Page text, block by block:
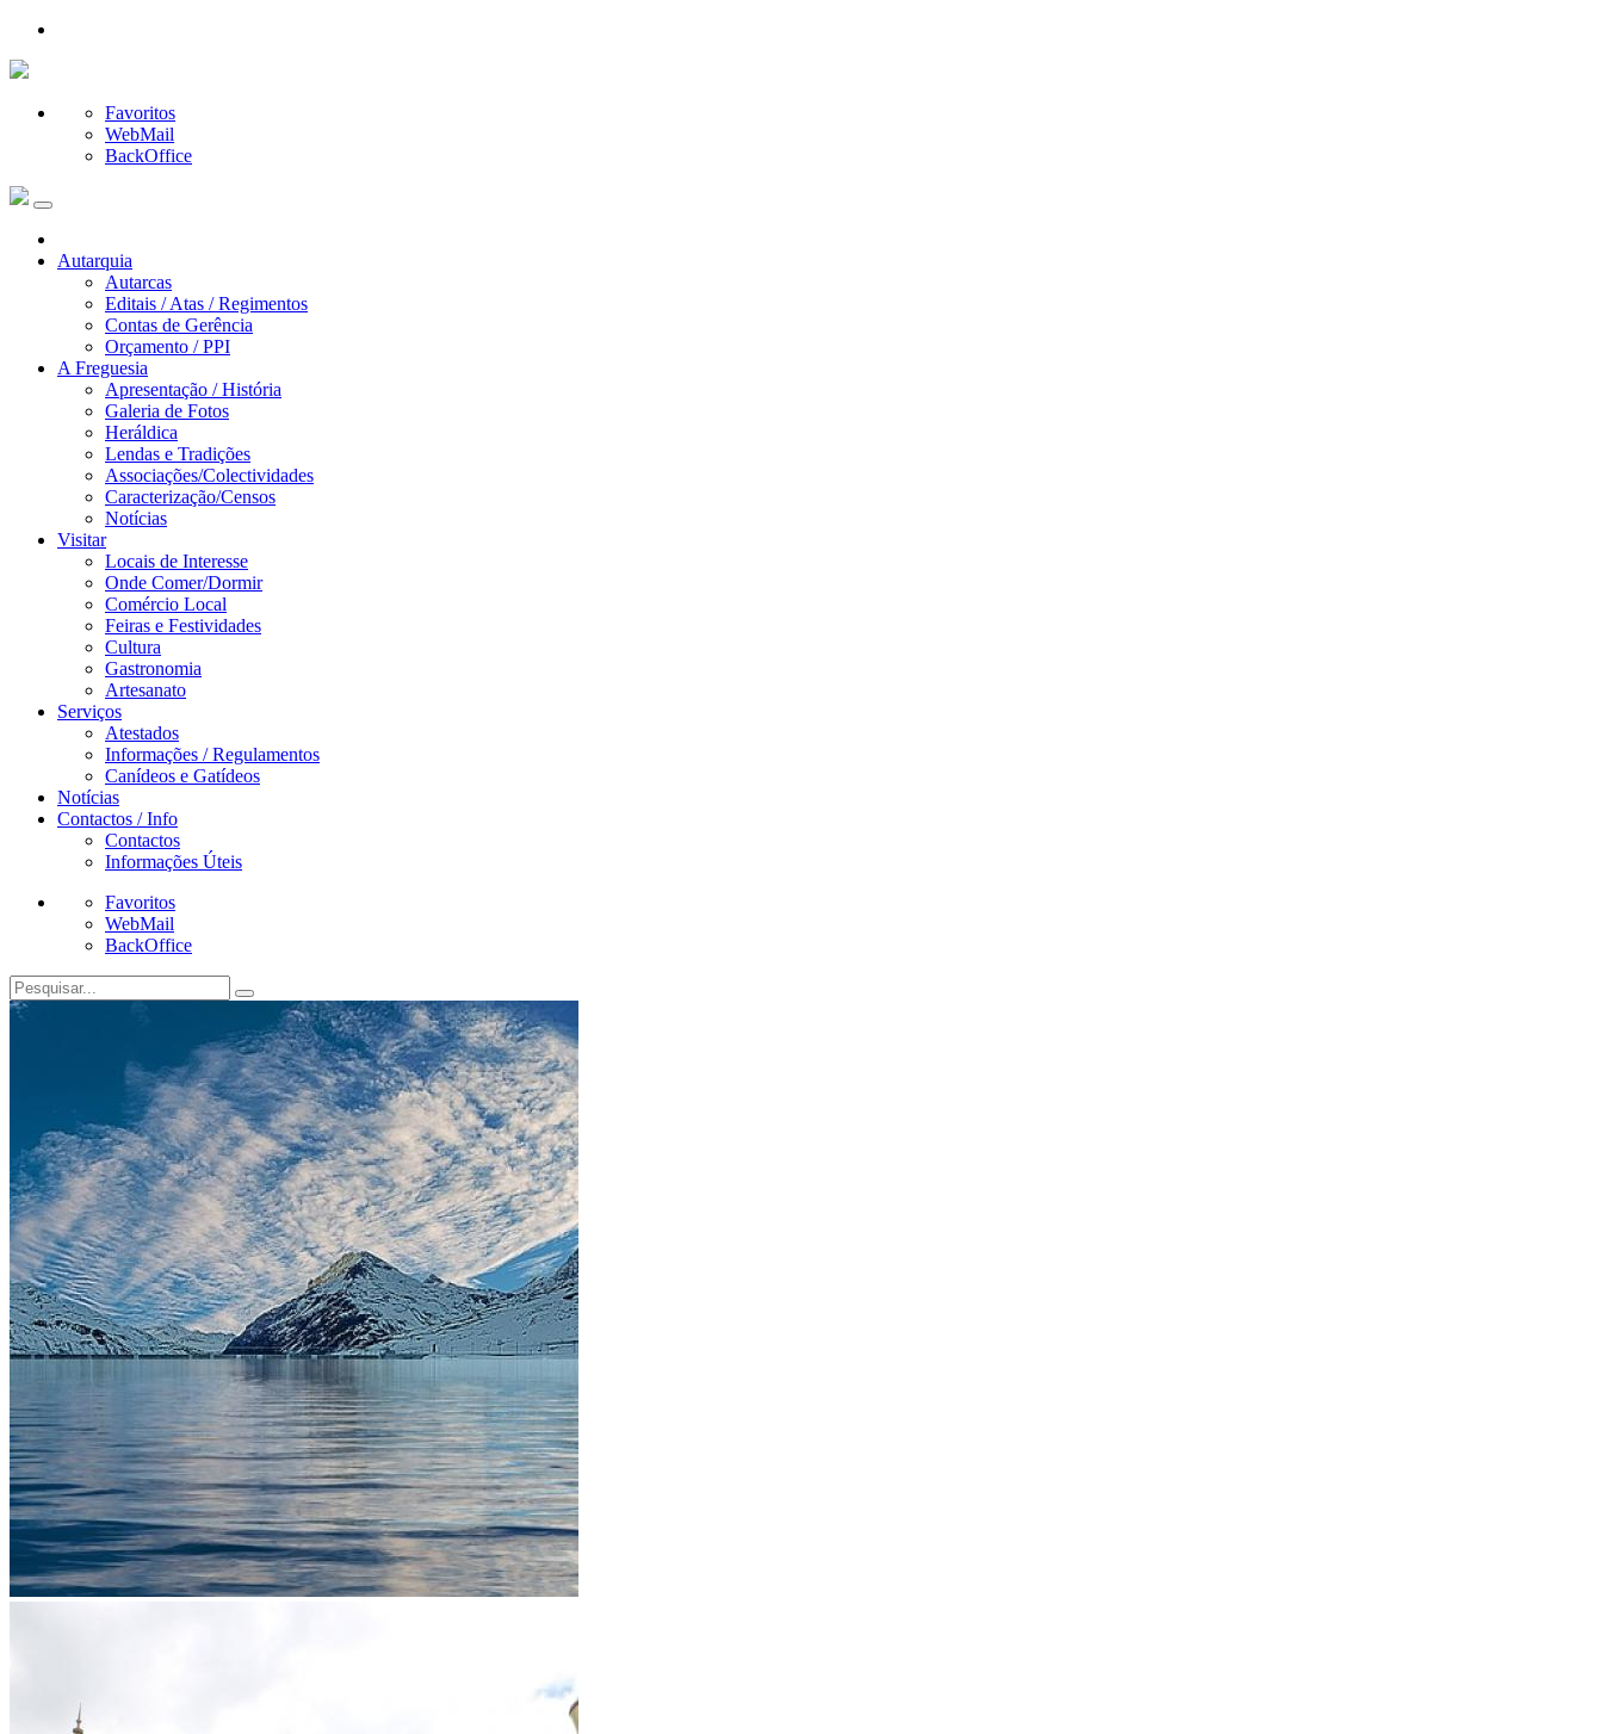
Favoritos
WebMail
BackOffice
Autarquia
Autarcas
Editais / Atas / Regimentos
Contas de Gerência
Orçamento / PPI
A Freguesia
Apresentação / História
Galeria de Fotos
Heráldica
Lendas e Tradições
Associações/Colectividades
Caracterização/Censos
Notícias
Visitar
Locais de Interesse
Onde Comer/Dormir
Comércio Local
Feiras e Festividades
Cultura
Gastronomia
Artesanato
Serviços
Atestados
Informações / Regulamentos
Canídeos e Gatídeos
Notícias
Contactos / Info
Contactos
Informações Úteis
Favoritos
WebMail
BackOffice